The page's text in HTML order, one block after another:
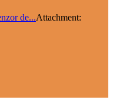
de...Attachment: